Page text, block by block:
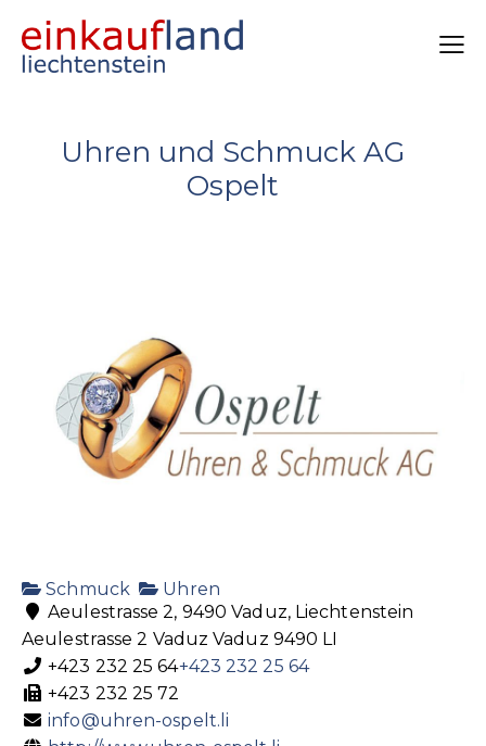
Uhren und Schmuck AG
Ospelt
Schmuck
Uhren
Aeulestrasse 2, 9490 Vaduz, Liechtenstein
Aeulestrasse 2 Vaduz Vaduz 9490 LI
+423 232 25 64+423 232 25 64
+423 232 25 72
info@uhren-ospelt.li